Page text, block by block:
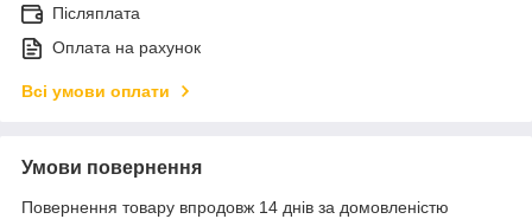
Післяплата
Оплата на рахунок
Всі умови оплати
Умови повернення
Повернення товару впродовж 14 днів за домовленістю